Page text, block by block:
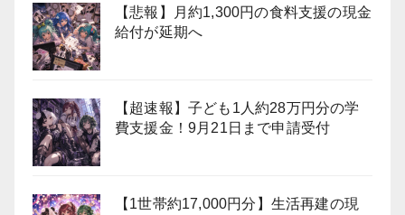
【悲報】月約1,300円の食料支援の現金
給付が延期へ
【超速報】子ども1人約28万円分の学
費支援金！9月21日まで申請受付
【1世帯約17,000円分】生活再建の現